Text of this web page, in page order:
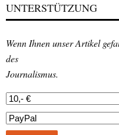
UNTERSTÜTZUNG
Wenn Ihnen unser Artikel
des
Journalismus.